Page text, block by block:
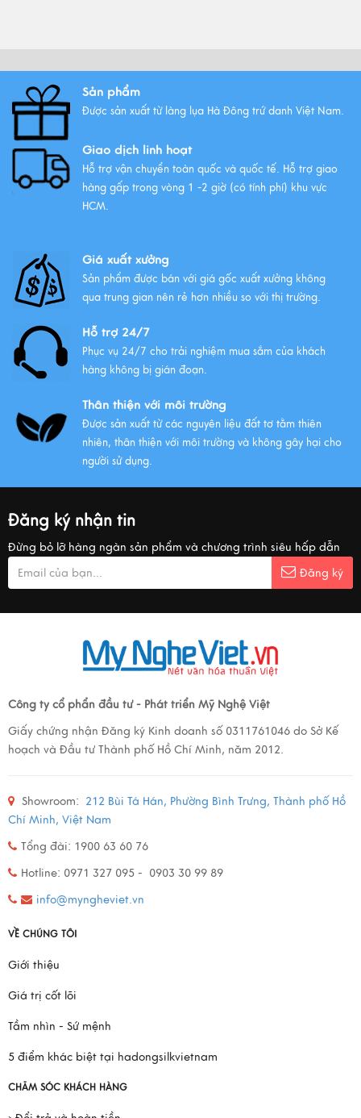
Đông trứ danh
Xem thêm
Sản phẩm
Được sản xuất từ làng lụa Hà Đông trứ danh Việt Nam.
Giao dịch linh hoạt
Hỗ trợ vận chuyển toàn quốc và quốc tế. Hỗ trợ giao
hàng gấp trong vòng 1 -2 giờ (có tính phí) khu vực
HCM.
Giá xuất xưởng
Sản phẩm được bán với giá gốc xuất xưởng không
qua trung gian nên rẻ hơn nhiều so với thị trường.
Hỗ trợ 24/7
Phục vụ 24/7 cho trải nghiệm mua sắm của khách
hàng không bị gián đoạn.
Thân thiện với môi trường
Được sản xuất từ các nguyên liệu đất tơ tằm thiên
nhiên, thân thiện với môi trường và không gây hại cho
người sử dụng.
Đăng ký nhận tin
Đừng bỏ lỡ hàng ngàn sản phẩm và chương trình siêu hấp dẫn
Đăng ký
Công ty cổ phẩn đầu tư - Phát triển Mỹ Nghệ Việt
Giấy chứng nhận Đăng ký Kinh doanh số 0311761046 do Sở Kế
hoạch và Đầu tư Thành phố Hồ Chí Minh, năm 2012.
Showroom: 212 Bùi Tá Hán, Phường Bình Trưng, Thành phố Hồ
Chí Minh, Việt Nam
Tổng đài: 1900 63 60 76
Hotline: 0971 327 095 - 0903 30 99 89
info@myngheviet.vn
VỀ CHÚNG TÔI
Giới thiệu
Giá trị cốt lõi
Tầm nhìn - Sứ mệnh
5 điểm khác biệt tại hadongsilkvietnam
CHĂM SÓC KHÁCH HÀNG